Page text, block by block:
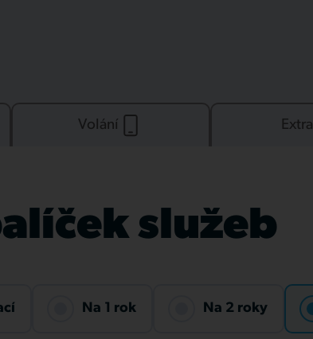
Volání Extra
služeb
Na 1 rok Na 2 roky